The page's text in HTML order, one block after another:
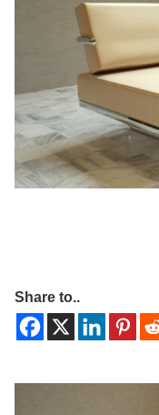
Share to..